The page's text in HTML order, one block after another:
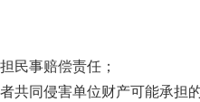
民事赔偿责任；
共同侵害单位财产可能承担